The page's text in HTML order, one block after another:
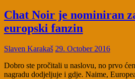
Chat Noir je nominiran
europski fanzin
Slaven Karakaš 29. October 2016
Dobro ste pročitali u naslovu, no prvo
nagradu dodjeljuje i gdje. Naime,